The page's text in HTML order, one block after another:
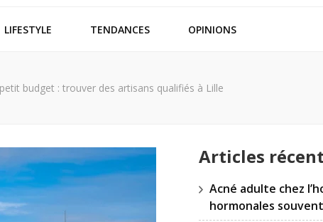
LIFESTYLE TENDANCES OPINIONS
budget : trouver des artisans qualifiés à Lille
Articles
Acné adulte chez
hormonales